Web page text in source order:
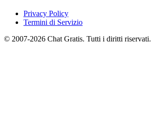
Privacy Policy
Termini di Servizio
© 2007-2026 Chat Gratis. Tutti i diritti riservati.